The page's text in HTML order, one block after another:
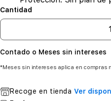
Cantidad
Contado o Meses sin intereses
*Meses sin intereses aplica en compras
Recoge en tienda Ver